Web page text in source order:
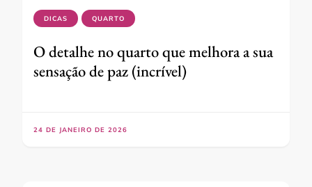
DICAS QUARTO
O detalhe no quarto que melhora a sua
sensação de paz (incrível)
24 DE JANEIRO DE 2026